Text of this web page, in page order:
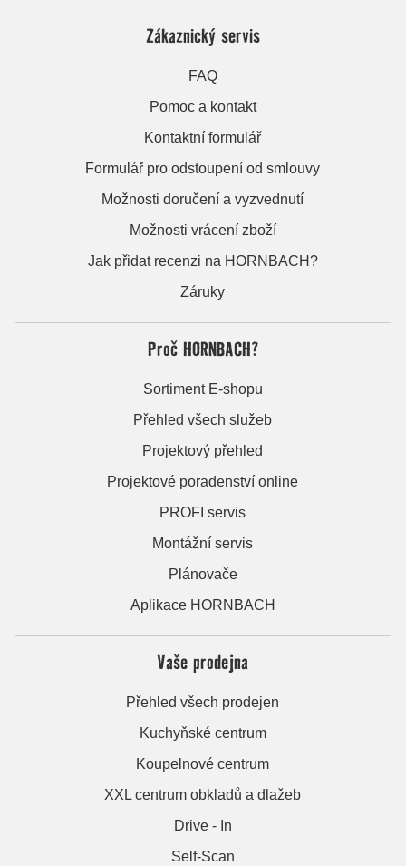
Zákaznický servis
FAQ
Pomoc a kontakt
Kontaktní formulář
Formulář pro odstoupení od smlouvy
Možnosti doručení a vyzvednutí
Možnosti vrácení zboží
Jak přidat recenzi na HORNBACH?
Záruky
Proč HORNBACH?
Sortiment E-shopu
Přehled všech služeb
Projektový přehled
Projektové poradenství online
PROFI servis
Montážní servis
Plánovače
Aplikace HORNBACH
Vaše prodejna
Přehled všech prodejen
Kuchyňské centrum
Koupelnové centrum
XXL centrum obkladů a dlažeb
Drive - In
Self-Scan